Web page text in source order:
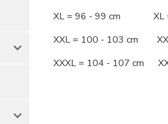
XL = 96 - 99 cm XL =
XXL = 100 - 103 cm
XXXL = 104 - 107 cm